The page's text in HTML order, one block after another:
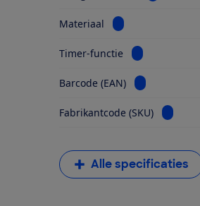
Materiaal Bekijk informatie
Timer-functie Bekijk
Barcode (EAN) Bekijk
Fabrikantcode (SKU) Bekijk
Alle specificaties